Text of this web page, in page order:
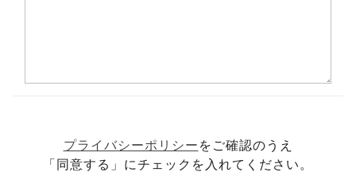
プライバシーポリシー をご確認のうえ
「同意する」にチェックを入れてください。